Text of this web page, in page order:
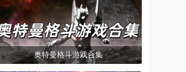
奥特曼格斗游戏合集